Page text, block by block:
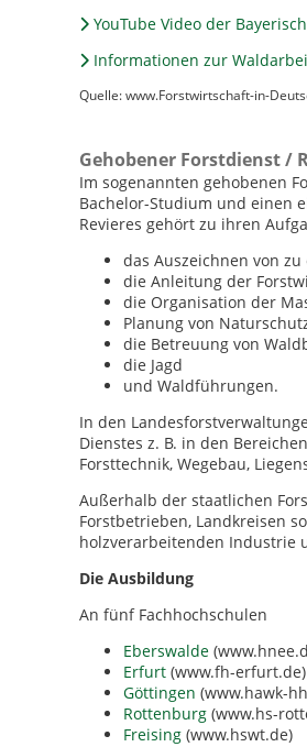
YouTube Video der
Informationen zur
Quelle: www.Forstwirtschaft-in-
Gehobener Forstdienst /
Im sogenannten gehobenen
Bachelor-Studium und einen
Revieres gehört zu ihren
das Auszeichnen von
die Anleitung der
die Organisation der
Planung von
die Betreuung von
die Jagd
und Waldführungen.
In den
Dienstes z. B. in den
Forsttechnik, Wegebau,
Außerhalb der staatlichen
Forstbetrieben, Landkreisen
holzverarbeitenden Industrie
Die Ausbildung
An fünf Fachhochschulen
Eberswalde
Erfurt (www.fh-erfurt.de)
Göttingen (www.hawk-
Rottenburg (www.hs-
Freising (www.hswt.de)